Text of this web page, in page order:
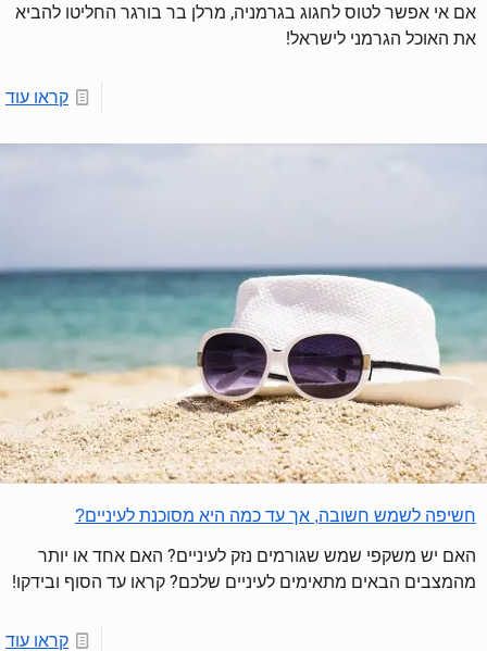
אם אי אפשר לטוס לחגוג בגרמניה, מרלן בר בורגר החליטו להביא
את האוכל הגרמני לישראל!
קראו עוד
חשיפה לשמש חשובה, אך עד כמה היא מסוכנת לעיניים?
האם יש משקפי שמש שגורמים נזק לעיניים? האם אחד או יותר
מהמצבים הבאים מתאימים לעיניים שלכם? קראו עד הסוף ובידקו!
קראו עוד